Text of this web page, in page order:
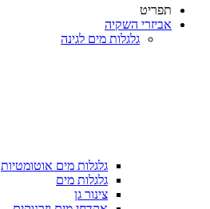
תפריט
אביזרי השקיה
גלגלות מים לגינה
גלגלות מים אוטומטיות
גלגלות מים
צינור גן